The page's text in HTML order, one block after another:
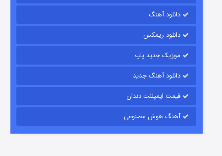
قسمت۱۵ (دوبله) منتشر شد
زیرزمین
دانلود آهنگ
دانلود ریمکس
موزیک جدید پاپ
دانلود آهنگ جدید
قیمت ایمپلنت دندان
آهنگ هوش مصنوعی